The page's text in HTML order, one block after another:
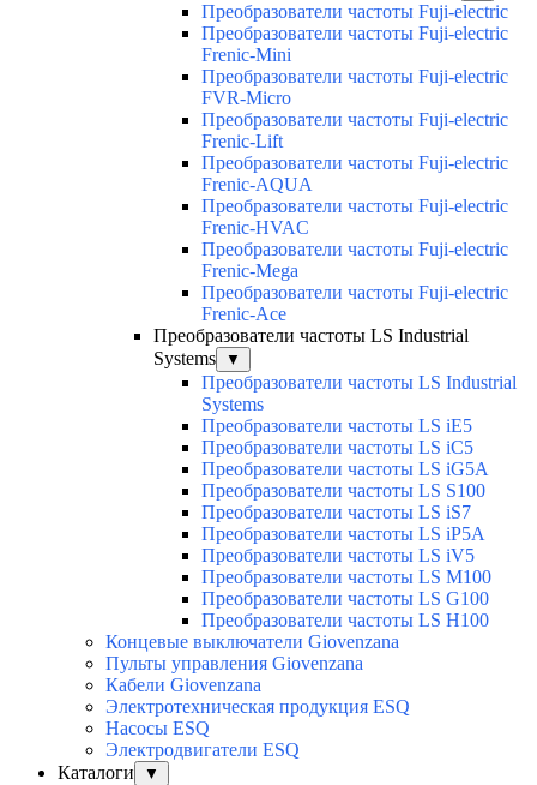
Преобразователи частоты Fuji-electric
Преобразователи частоты Fuji-electric
Frenic-Mini
Преобразователи частоты Fuji-electric
FVR-Micro
Преобразователи частоты Fuji-electric
Frenic-Lift
Преобразователи частоты Fuji-electric
Frenic-AQUA
Преобразователи частоты Fuji-electric
Frenic-HVAC
Преобразователи частоты Fuji-electric
Frenic-Mega
Преобразователи частоты Fuji-electric
Frenic-Ace
Преобразователи частоты LS Industrial
Systems
▼
Преобразователи частоты LS Industrial
Systems
Преобразователи частоты LS iE5
Преобразователи частоты LS iC5
Преобразователи частоты LS iG5A
Преобразователи частоты LS S100
Преобразователи частоты LS iS7
Преобразователи частоты LS iP5A
Преобразователи частоты LS iV5
Преобразователи частоты LS M100
Преобразователи частоты LS G100
Преобразователи частоты LS H100
Концевые выключатели Giovenzana
Пульты управления Giovenzana
Кабели Giovenzana
Электротехническая продукция ESQ
Насосы ESQ
Электродвигатели ESQ
Каталоги
▼